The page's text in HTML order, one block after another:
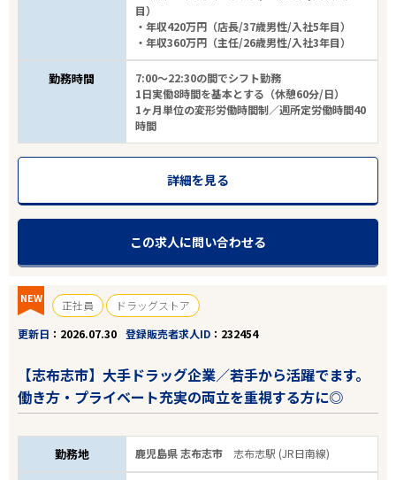
目）
・年収420万円（店長/37歳男性/入社5年目）
・年収360万円（主任/26歳男性/入社3年目）
勤務時間
7:00～22:30の間でシフト勤務
1日実働8時間を基本とする（休憩60分/日）
1ヶ月単位の変形労働時間制／週所定労働時間40
時間
詳細を見る
この求人に問い合わせる
NEW 正社員
ドラッグストア
更新日
2026.07.30 登録販売者求人ID 232454
【志布志市】大手ドラッグ企業／若手から活躍でます。
働き方・プライベート充実の両立を重視する方に◎
勤務地 鹿児島県 志布志市志布志駅 (JR日南線)